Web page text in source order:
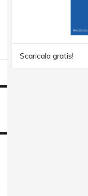
Scaricala gratis!